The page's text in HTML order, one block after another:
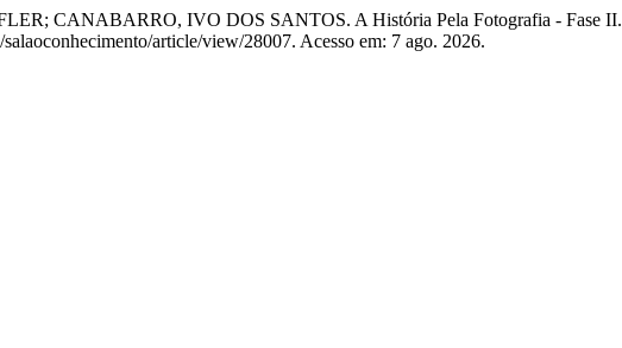
CANABARRO, IVO DOS SANTOS. A História Pela Fotografia - Fase II.
article/view/28007. Acesso em: 7 ago. 2026.